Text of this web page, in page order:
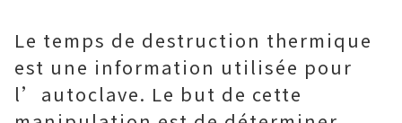
Le temps de destruction thermique
est une information utilisée pour
l’autoclave. Le but de cette